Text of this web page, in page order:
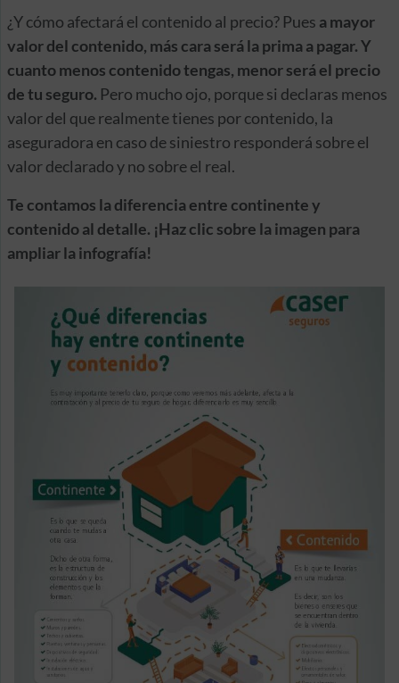
¿Y cómo afectará el contenido al precio? Pues a mayor
valor del contenido, más cara será la prima a pagar. Y
cuanto menos contenido tengas, menor será el precio
de tu seguro. Pero mucho ojo, porque si declaras menos
valor del que realmente tienes por contenido, la
aseguradora en caso de siniestro responderá sobre el
valor declarado y no sobre el real.
Te contamos la diferencia entre continente y
contenido al detalle. ¡Haz clic sobre la imagen para
ampliar la infografía!